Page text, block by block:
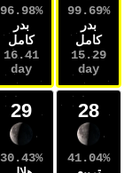
96.98%
بدر
كامل
16.41
day
91.61%
أحدب
متناقص
17.53
day
29
30.43%
30
20.93%